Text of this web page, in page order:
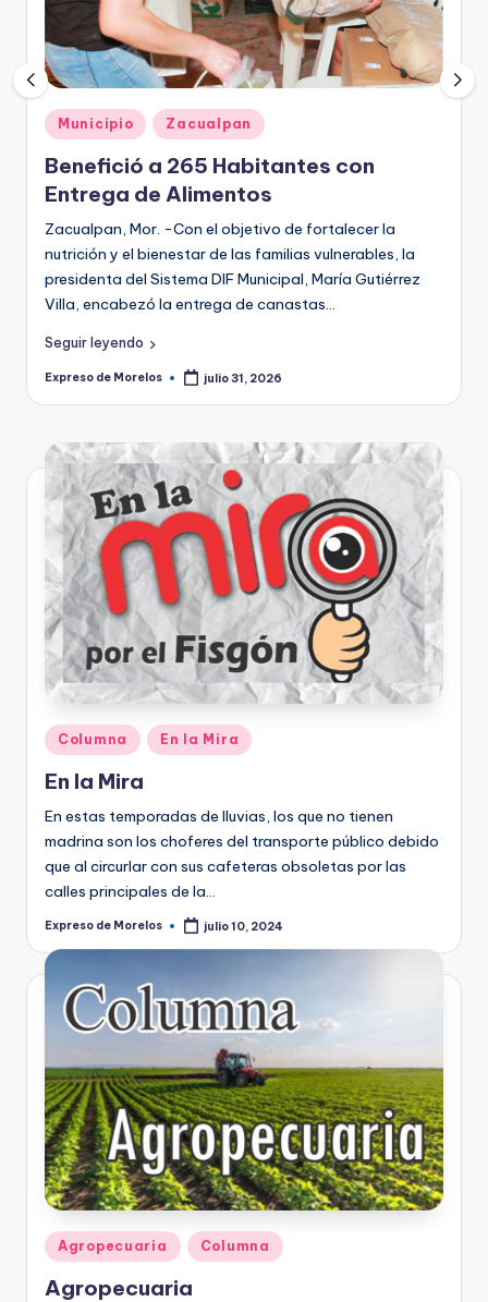
r
el
o
s
Publicado
en
Municipio Zacualpan
Benefició a 265 Habitantes con
Entrega de Alimentos
Zacualpan, Mor. -Con el objetivo de fortalecer la
nutrición y el bienestar de las familias vulnerables, la
presidenta del Sistema DIF Municipal, María Gutiérrez
Villa, encabezó la entrega de canastas…
Seguir leyendo
Publicado
Expreso de Morelos julio 31, 2026
Publicado
en
Columna En la Mira
En la Mira
En estas temporadas de lluvias, los que no tienen
madrina son los choferes del transporte público debido
que al circurlar con sus cafeteras obsoletas por las
calles principales de la…
Publicado
Expreso de Morelos julio 10, 2024
Publicado
en
Agropecuaria Columna
Agropecuaria